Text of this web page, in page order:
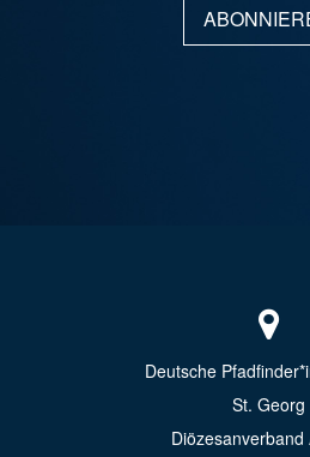
Deutsche
St. Georg
Diözesanverband